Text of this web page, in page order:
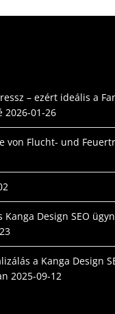
– ezért ideális a
2026-01-26
von Flucht- und
Design SEO
a Kanga Design
2025-09-12